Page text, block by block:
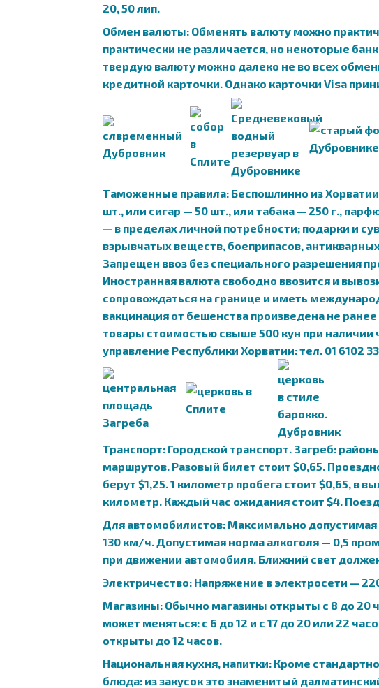
20, 50 лип.
Обмен валюты: Обменять валюту можно
практически не различается, но некоторые
твердую валюту можно далеко не во всех
кредитной карточки. Однако карточки Visa
Таможенные правила: Беспошлинно из
шт., или сигар — 50 шт., или табака — 250 г.,
— в пределах личной потребности; подарки и
взрывчатых веществ, боеприпасов,
Запрещен ввоз без специального разрешения
Иностранная валюта свободно ввозится и
сопровождаться на границе и иметь
вакцинация от бешенства произведена не
товары стоимостью свыше 500 кун при
управление Республики Хорватии: тел. 01 6102
Транспорт: Городской транспорт. Загреб:
маршрутов. Разовый билет стоит $0,65.
берут $1,25. 1 километр пробега стоит $0,65, в
километр. Каждый час ожидания стоит $4.
Для автомобилистов: Максимально
130 км/ч. Допустимая норма алкоголя — 0,5
при движении автомобиля. Ближний свет
Электричество: Напряжение в электросети —
Магазины: Обычно магазины открыты с 8 до 20
может меняться: с 6 до 12 и с 17 до 20 или 22
открыты до 12 часов.
Национальная кухня, напитки: Кроме
блюда: из закусок это знаменитый